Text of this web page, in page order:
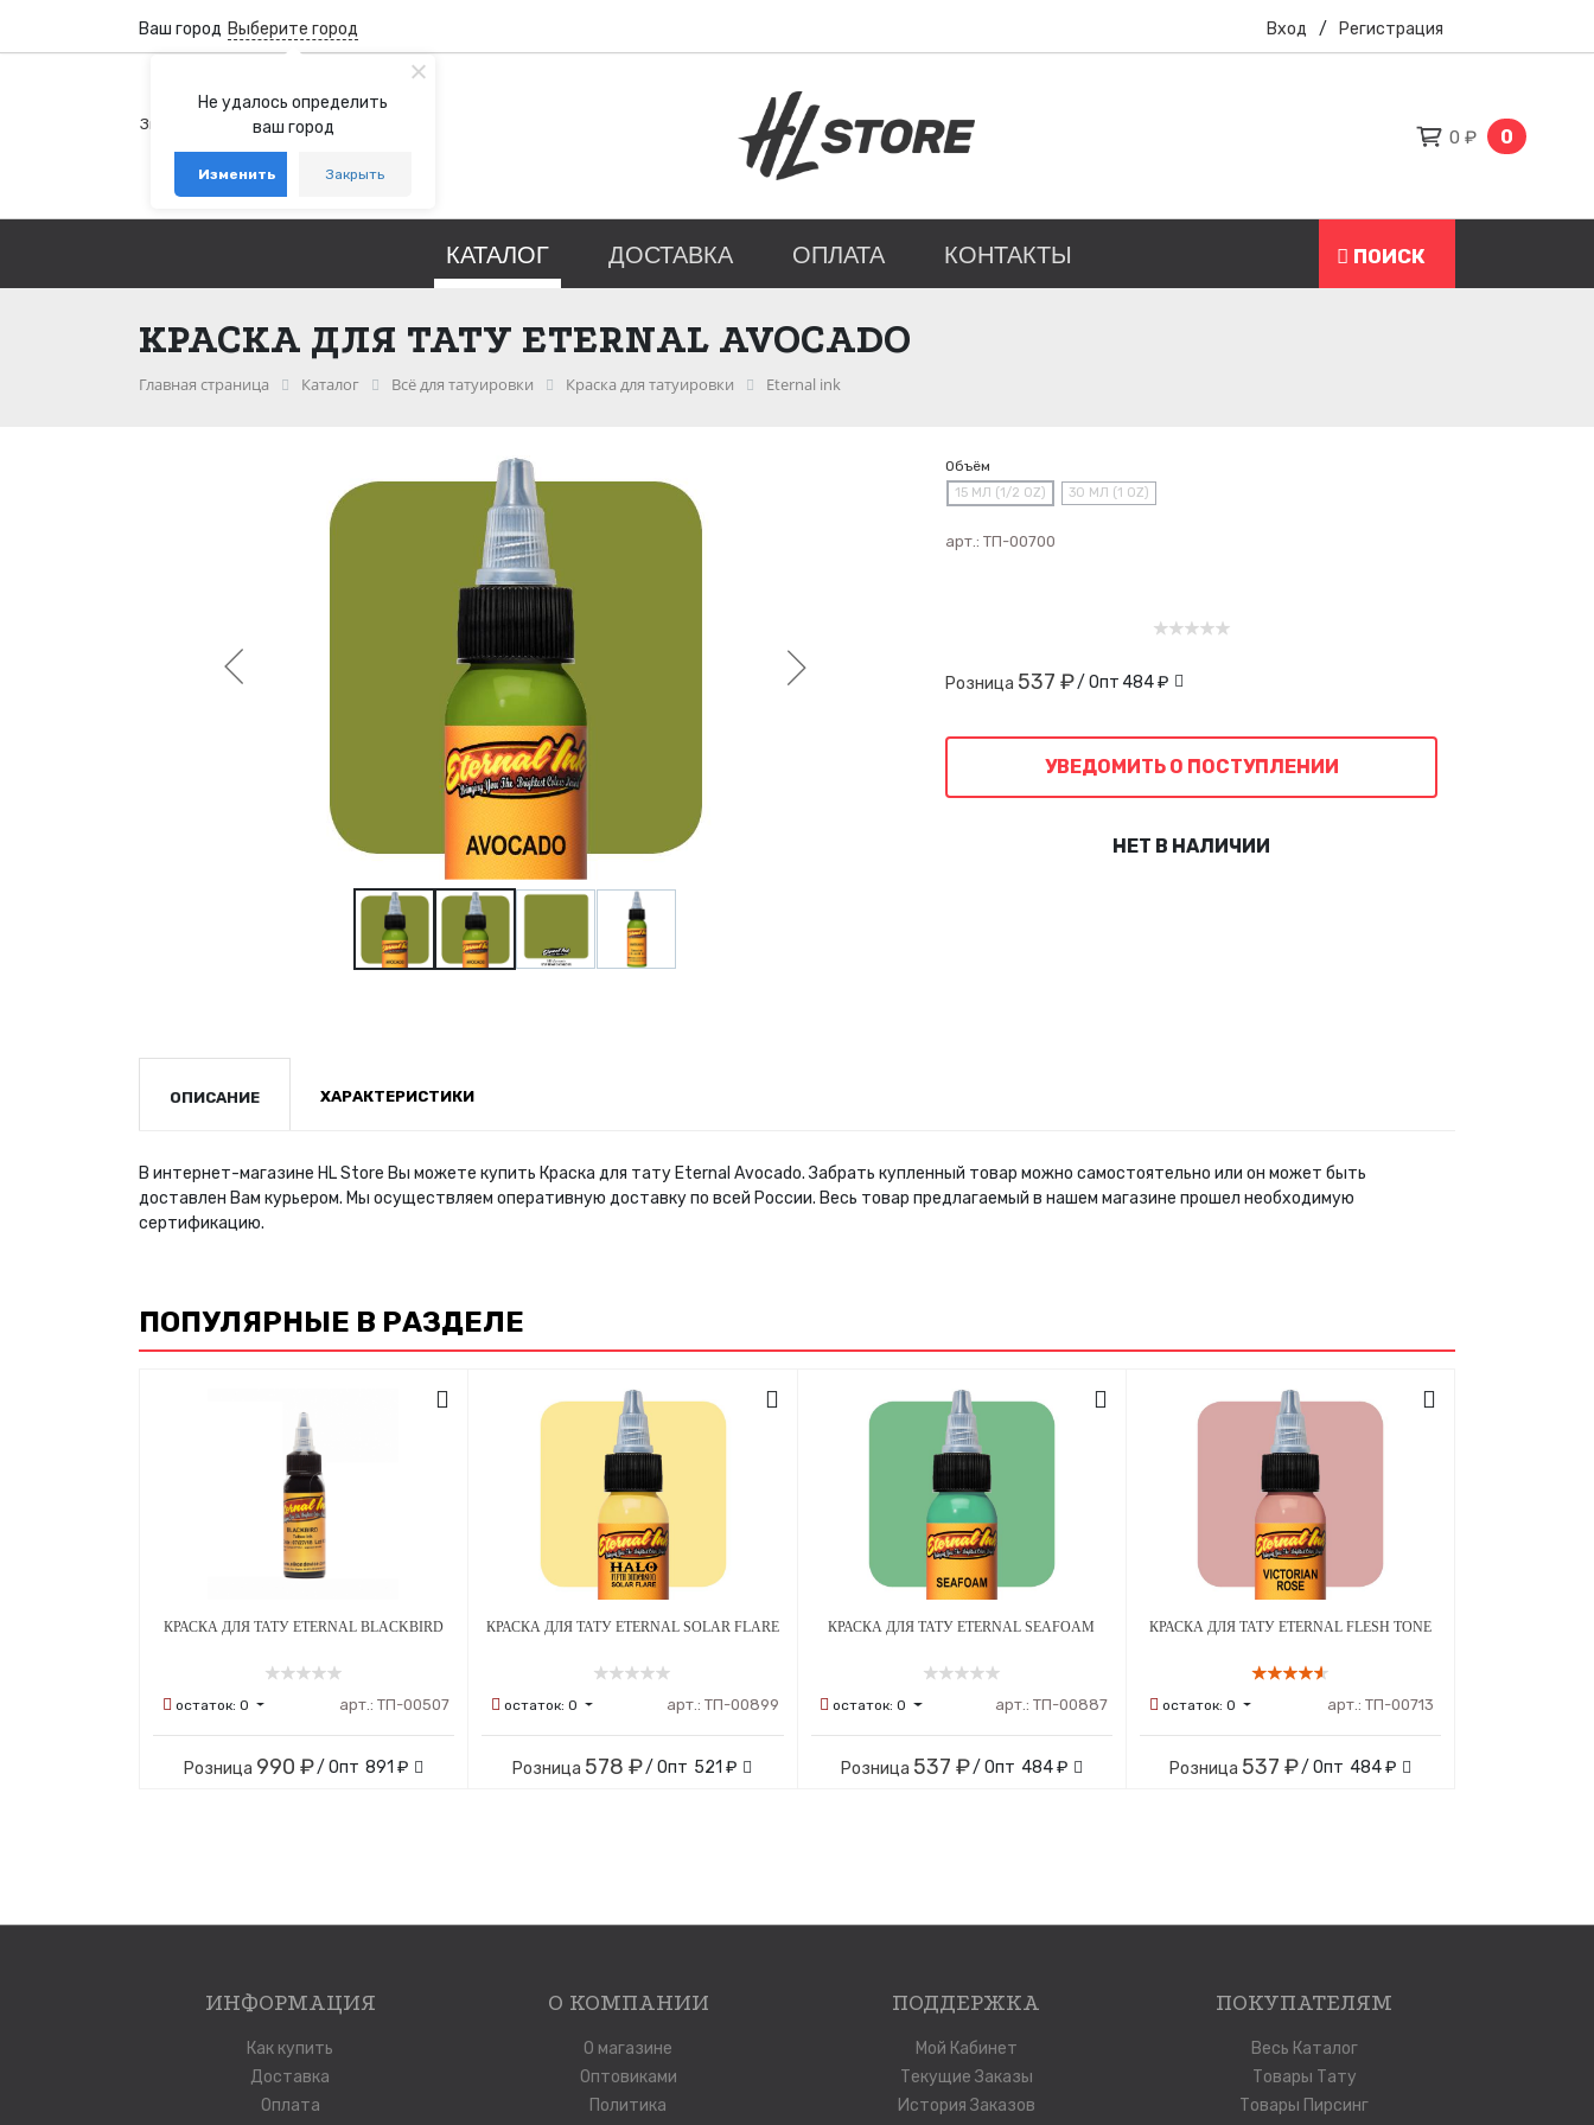
Не удалось определить
ваш город
Изменить Закрыть
Ваш город Выберите город Вход / Регистрация
+7 (800) 100-76-77
Звонок бесплатный по России
+7 (931) 978-88-88
telegram whatsapp
0 ₽ 0
КАТАЛОГ ДОСТАВКА ОПЛАТА КОНТАКТЫ ПОИСК
КРАСКА ДЛЯ ТАТУ ETERNAL AVOCADO
Главная страница Каталог Всё для татуировки Краска для татуировки Eternal ink
Объём
15 МЛ (1/2 OZ) 30 МЛ (1 OZ)
арт.: ТП-00700
Розница 537 ₽/ Опт 484 ₽
УВЕДОМИТЬ О ПОСТУПЛЕНИИ
НЕТ В НАЛИЧИИ
ОПИСАНИЕ ХАРАКТЕРИСТИКИ
В интернет-магазине HL Store Вы можете купить Краска для тату Eternal Avocado. Забрать купленный товар можно самостоятельно или он может быть
доставлен Вам курьером. Мы осуществляем оперативную доставку по всей России. Весь товар предлагаемый в нашем магазине прошел необходимую
сертификацию.
ПОПУЛЯРНЫЕ В РАЗДЕЛЕ
КРАСКА ДЛЯ ТАТУ ETERNAL BLACKBIRD
остаток: 0 арт.: ТП-00507
Розница 990 ₽/ Опт 891 ₽
КРАСКА ДЛЯ ТАТУ ETERNAL SOLAR FLARE
остаток:0 арт.: ТП-00899
Розница 578 ₽/ Опт 521 ₽
КРАСКА ДЛЯ ТАТУ ETERNAL SEAFOAM
остаток:0 арт.: ТП-00887
Розница 537 ₽/ Опт 484 ₽
КРАСКА ДЛЯ ТАТУ ETERNAL FLESH TONE
остаток: 0 арт.: ТП-00713
Розница 537 ₽/ Опт 484 ₽
ИНФОРМАЦИЯ
Как купить
Доставка
Оплата
О КОМПАНИИ
О магазине
Оптовиками
Политика
ПОДДЕРЖКА
Мой Кабинет
Текущие Заказы
История Заказов
ПОКУПАТЕЛЯМ
Весь Каталог
Товары Тату
Товары Пирсинг